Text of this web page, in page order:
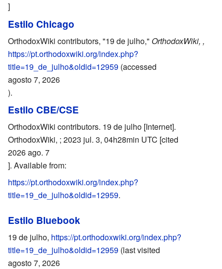
]
Estilo Chicago
OrthodoxWiki contributors, "19 de julho," OrthodoxWiki, ,
https://pt.orthodoxwiki.org/index.php?
title=19_de_julho&oldid=12959 (accessed
agosto 7, 2026
).
Estilo CBE/CSE
OrthodoxWiki contributors. 19 de julho [Internet].
OrthodoxWiki, ; 2023 jul. 3, 04h28min UTC [cited
2026 ago. 7
]. Available from:
https://pt.orthodoxwiki.org/index.php?
title=19_de_julho&oldid=12959.
Estilo Bluebook
19 de julho, https://pt.orthodoxwiki.org/index.php?
title=19_de_julho&oldid=12959 (last visited
agosto 7, 2026